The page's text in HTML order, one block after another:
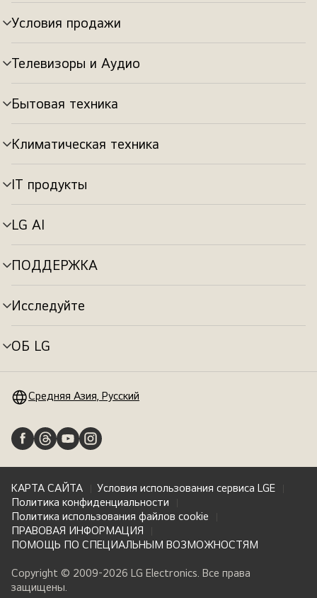
Условия продажи
Переключатель
меню
Телевизоры и Аудио
Переключатель
меню
Бытовая техника
Переключатель
меню
Климатическая техника
Переключатель
меню
IT продукты
Переключатель
меню
LG AI
Переключатель
меню
ПОДДЕРЖКА
Переключатель
меню
Исследуйте
Переключатель
меню
ОБ LG
Переключатель
Средняя Азия, Русский
КАРТА САЙТА
Условия использования сервиса LGE
Политика конфиденциальности
Политика использования файлов cookie
ПРАВОВАЯ ИНФОРМАЦИЯ
ПОМОЩЬ ПО СПЕЦИАЛЬНЫМ ВОЗМОЖНОСТЯМ
Copyright © 2009-2026 LG Electronics. Все права
защищены.